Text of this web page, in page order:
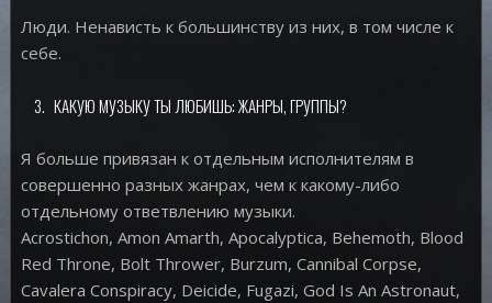
Люди. Ненависть к большинству из них, в том числе к
себе.
КАКУЮ МУЗЫКУ ТЫ ЛЮБИШЬ: ЖАНРЫ, ГРУППЫ?
Я больше привязан к отдельным исполнителям в
совершенно разных жанрах, чем к какому-либо
отдельному ответвлению музыки.
Acrostichon, Amon Amarth, Apocalyptica, Behemoth, Blood
Red Throne, Bolt Thrower, Burzum, Cannibal Corpse,
Cavalera Conspiracy, Deicide, Fugazi, God Is An Astronaut,